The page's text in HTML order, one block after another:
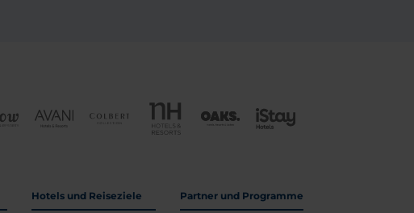
Hotels und Reiseziele Partner und Programme